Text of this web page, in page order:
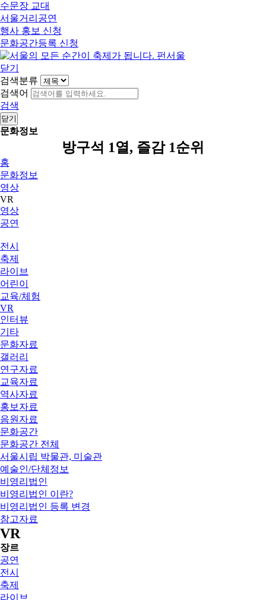
수문장 교대
서울거리공연
행사 홍보 신청
문화공간등록 신청
닫기
검색분류
검색어
검색
닫기
문화정보
방구석 1열, 즐감 1순위
홈
문화정보
영상
VR
영상
공연
전시
축제
라이브
어린이
교육/체험
VR
인터뷰
기타
문화자료
갤러리
연구자료
교육자료
역사자료
홍보자료
음원자료
문화공간
문화공간 전체
서울시립 박물관, 미술관
예술인/단체정보
비영리법인
비영리법인 이란?
비영리법인 등록 변경
참고자료
VR
장르
공연
전시
축제
라이브